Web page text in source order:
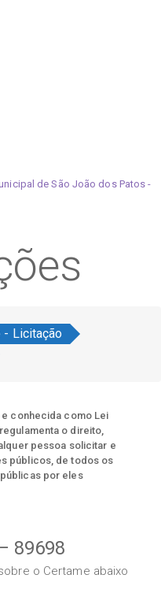
- Licitação
e conhecida como Lei
o direito,
pessoa solicitar e
públicos, de todos os
por eles
89698
o Certame abaixo